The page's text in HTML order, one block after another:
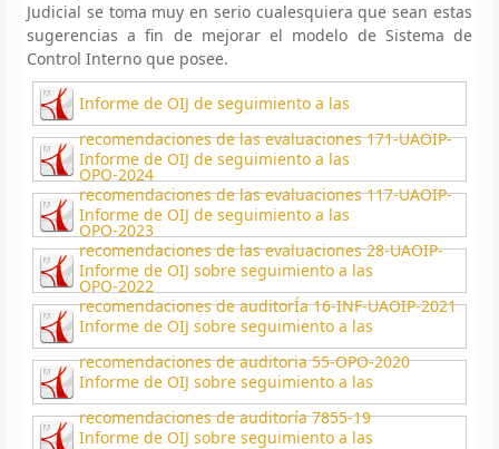
Judicial se toma muy en serio cualesquiera que sean estas
sugerencias a fin de mejorar el modelo de Sistema de
Control Interno que posee.
Informe de OIJ de seguimiento a las
recomendaciones de las evaluaciones 171-UAOIP-
OPO-2024
Informe de OIJ de seguimiento a las
recomendaciones de las evaluaciones 117-UAOIP-
OPO-2023
Informe de OIJ de seguimiento a las
recomendaciones de las evaluaciones 28-UAOIP-
OPO-2022
Informe de OIJ sobre seguimiento a las
recomendaciones de auditorÍa 16-INF-UAOIP-2021
Informe de OIJ sobre seguimiento a las
recomendaciones de auditoria 55-OPO-2020
Informe de OIJ sobre seguimiento a las
recomendaciones de auditoría 7855-19
Informe de OIJ sobre seguimiento a las